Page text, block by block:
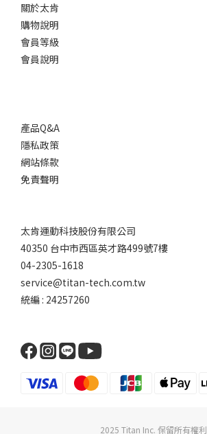
關於太肯
購物說明
會員等級
會員說明
產品Q&A
隱私政策
網站條款
免責聲明
太肯運動科技股份有限公司
40350 台中市西區英才路499號7樓
04-2305-1618
service@titan-tech.com.tw
統編 : 24257260
2025 Titan Inc. 保留所有權利